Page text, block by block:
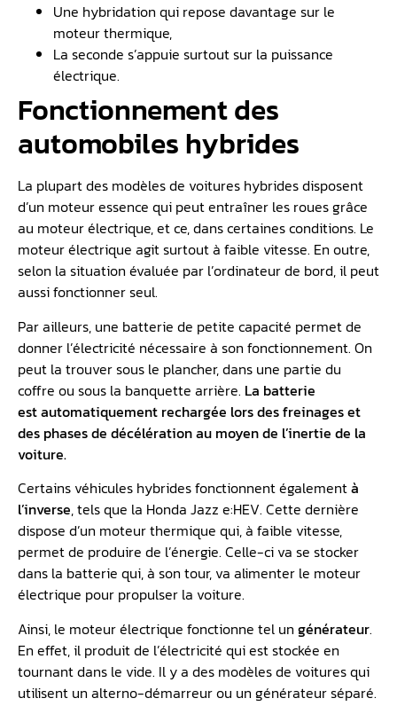
Une hybridation qui repose davantage sur le
moteur thermique,
La seconde s’appuie surtout sur la puissance
électrique.
Fonctionnement des
automobiles hybrides
La plupart des modèles de voitures hybrides disposent
d’un moteur essence qui peut entraîner les roues grâce
au moteur électrique, et ce, dans certaines conditions. Le
moteur électrique agit surtout à faible vitesse. En outre,
selon la situation évaluée par l’ordinateur de bord, il peut
aussi fonctionner seul.
Par ailleurs, une batterie de petite capacité permet de
donner l’électricité nécessaire à son fonctionnement. On
peut la trouver sous le plancher, dans une partie du
coffre ou sous la banquette arrière. La batterie
est automatiquement rechargée lors des freinages et
des phases de décélération au moyen de l’inertie de la
voiture.
Certains véhicules hybrides fonctionnent égalementà
l’inverse, tels que la Honda Jazz e:HEV. Cette dernière
dispose d’un moteur thermique qui, à faible vitesse,
permet de produire de l’énergie. Celle-ci va se stocker
dans la batterie qui, à son tour, va alimenter le moteur
électrique pour propulser la voiture.
Ainsi, le moteur électrique fonctionne tel un générateur.
En effet, il produit de l’électricité qui est stockée en
tournant dans le vide. Il y a des modèles de voitures qui
utilisent un alterno-démarreur ou un générateur séparé.